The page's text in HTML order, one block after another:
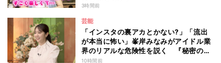
3時間前
芸能
「インスタの裏アカとかない?」「流出
が本当に怖い」峯岸みなみがアイドル業
界のリアルな危険性を説く 『秘密のマ
マ園』特別編
10時間前